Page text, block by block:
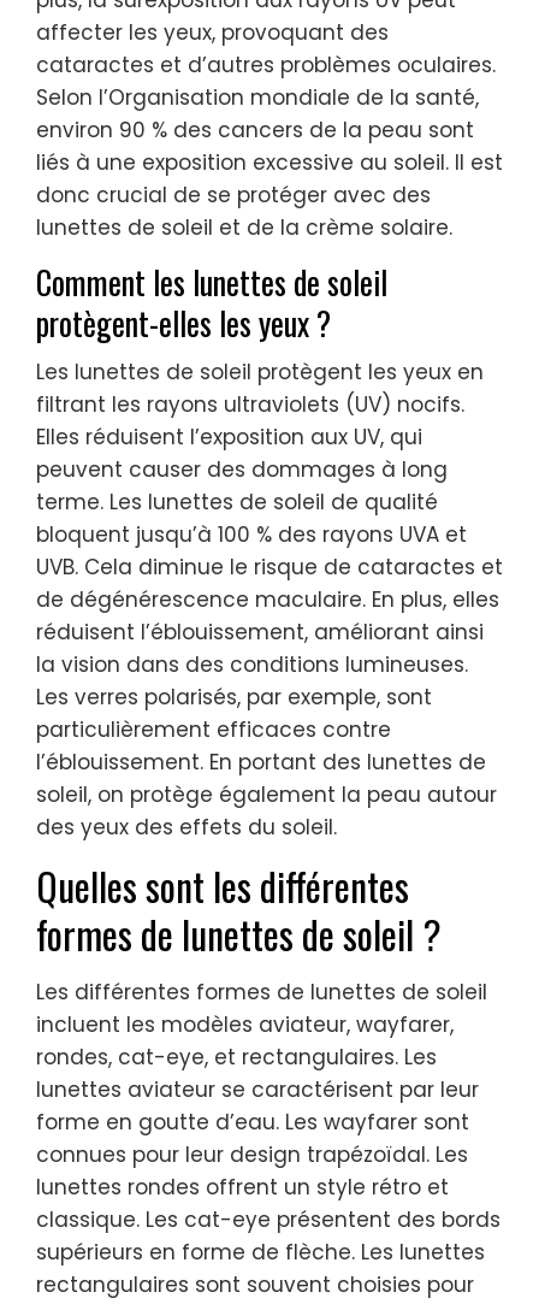
affecter les yeux, provoquant des
cataractes et d’autres problèmes oculaires.
Selon l’Organisation mondiale de la santé,
environ 90 % des cancers de la peau sont
liés à une exposition excessive au soleil. Il est
donc crucial de se protéger avec des
lunettes de soleil et de la crème solaire.
Comment les lunettes de soleil
protègent-elles les yeux ?
Les lunettes de soleil protègent les yeux en
filtrant les rayons ultraviolets (UV) nocifs.
Elles réduisent l’exposition aux UV, qui
peuvent causer des dommages à long
terme. Les lunettes de soleil de qualité
bloquent jusqu’à 100 % des rayons UVA et
UVB. Cela diminue le risque de cataractes et
de dégénérescence maculaire. En plus, elles
réduisent l’éblouissement, améliorant ainsi
la vision dans des conditions lumineuses.
Les verres polarisés, par exemple, sont
particulièrement efficaces contre
l’éblouissement. En portant des lunettes de
soleil, on protège également la peau autour
des yeux des effets du soleil.
Quelles sont les différentes
formes de lunettes de soleil ?
Les différentes formes de lunettes de soleil
incluent les modèles aviateur, wayfarer,
rondes, cat-eye, et rectangulaires. Les
lunettes aviateur se caractérisent par leur
forme en goutte d’eau. Les wayfarer sont
connues pour leur design trapézoïdal. Les
lunettes rondes offrent un style rétro et
classique. Les cat-eye présentent des bords
supérieurs en forme de flèche. Les lunettes
rectangulaires sont souvent choisies pour